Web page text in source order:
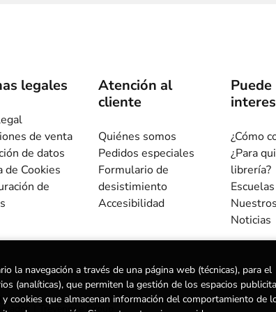
legales
de venta
de datos
de Cookies
de
Atención al
cliente
Quiénes somos
Pedidos especiales
Formulario de
desistimiento
Accesibilidad
Puede
¿Cómo
¿Para
librería?
Noticias
| Trevenque Group
la navegación a través de una página web (técnicas), para el
(analíticas), que permiten la gestión de los espacios
cookies que almacenan información del comportamiento de